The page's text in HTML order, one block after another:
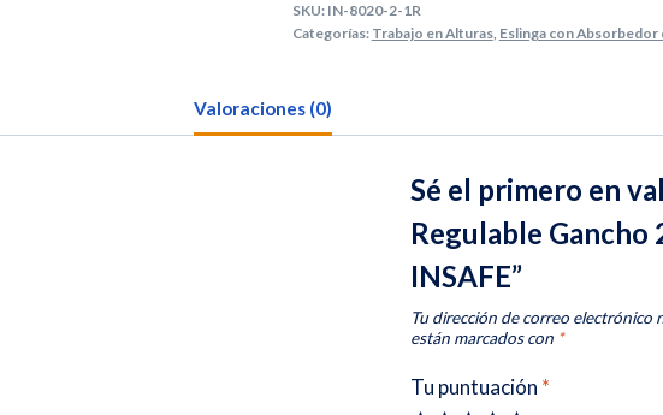
SKU: IN-8020-2-1R
Categorías: Trabajo en Alturas, Eslinga con Absorbedor
Valoraciones (0)
Sé el primero en
Regulable
INSAFE”
Tu dirección de correo electrónico
están marcados con *
Tu puntuación *